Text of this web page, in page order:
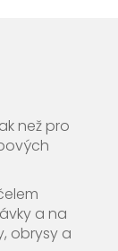
než pro
a na
obrysy a